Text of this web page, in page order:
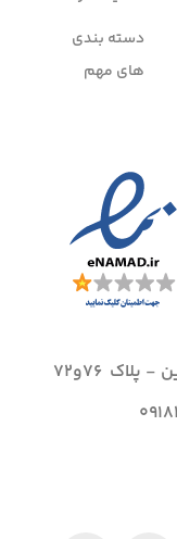
دسته بندی
های مهم
76و72